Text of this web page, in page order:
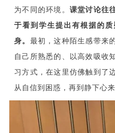
为不同的环境。 课堂讨论往
于看到学生提出有根据的
身。 最初，这种陌生感带来
自己所熟悉的、以高效吸收
习方式，在这里仿佛触到了
从自信到困惑，再到静下心